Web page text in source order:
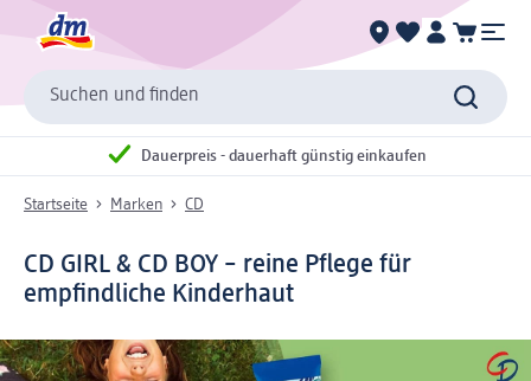
Suchen und finden
Dauerpreis - dauerhaft günstig einkaufen
Startseite Marken CD
CD GIRL & CD BOY – reine Pflege für
empfindliche Kinderhaut